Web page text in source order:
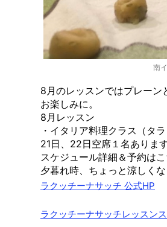
南
8月のレッスンではプレーン
お楽しみに。
8月レッスン
・イタリア料理クラス（タ
21日、22日空席１名ありま
スケジュール詳細＆予約は
夕暮れ時、ちょっと涼しくな
ラクッチーナサッチ 公式HP
ラクッチーナサッチレッスン